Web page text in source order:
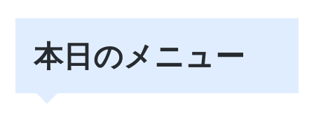
本日のメニュー